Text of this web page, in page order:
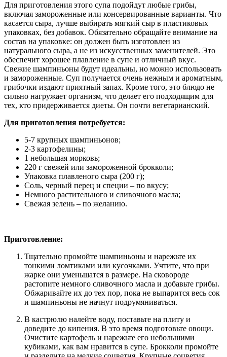
Для приготовления этого супа подойдут любые грибы,
включая замороженные или консервированные варианты. Что
касается сыра, лучше выбирать мягкий сыр в пластиковых
упаковках, без добавок. Обязательно обращайте внимание на
состав на упаковке: он должен быть изготовлен из
натурального сыра, а не из искусственных заменителей. Это
обеспечит хорошее плавление в супе и отличный вкус.
Свежие шампиньоны будут идеальны, но можно использовать
и замороженные. Суп получается очень нежным и ароматным,
грибочки издают приятный запах. Кроме того, это блюдо не
сильно нагружает организм, что делает его подходящим для
тех, кто придерживается диеты. Он почти вегетарианский.
Для приготовления потребуется:
5-7 крупных шампиньонов;
2-3 картофелины;
1 небольшая морковь;
220 г свежей или замороженной брокколи;
Упаковка плавленого сыра (200 г);
Соль, черный перец и специи – по вкусу;
Немного растительного и сливочного масла;
Свежая зелень – по желанию.
Приготовление:
Тщательно промойте шампиньоны и нарежьте их
тонкими ломтиками или кусочками. Учтите, что при
жарке они уменьшатся в размере. На сковороде
растопите немного сливочного масла и добавьте грибы.
Обжаривайте их до тех пор, пока не выпарится весь сок
и шампиньоны не начнут подрумяниваться.
В кастрюлю налейте воду, поставьте на плиту и
доведите до кипения. В это время подготовьте овощи.
Очистите картофель и нарежьте его небольшими
кубиками, как вам нравится в супе. Брокколи промойте